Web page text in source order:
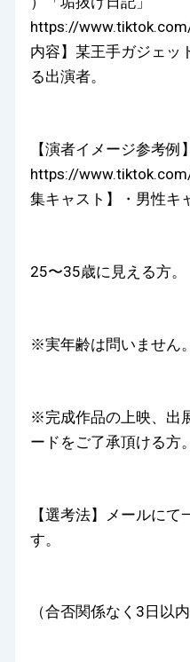
https://
内容】某王手ガジェッ
る出演者。
【演者イメージ参考例】
https://
集キャスト】・男性キ
25〜35歳に見える方。
※実年齢は問いません。
※完成作品の上映、出
ードをご了承頂ける方。
【選考法】メールに
す。
（合否関係なく3日以